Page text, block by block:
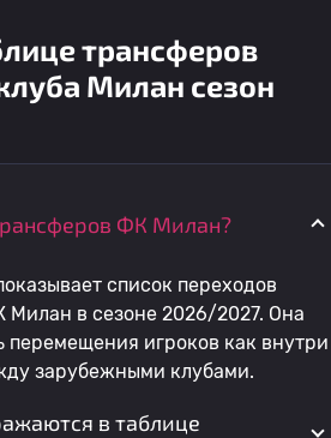
трансферов
Милан сезон
ФК Милан?
список переходов
Милан в сезоне 2026/2027. Она
перемещения игроков как внутри
зарубежными клубами.
в таблице